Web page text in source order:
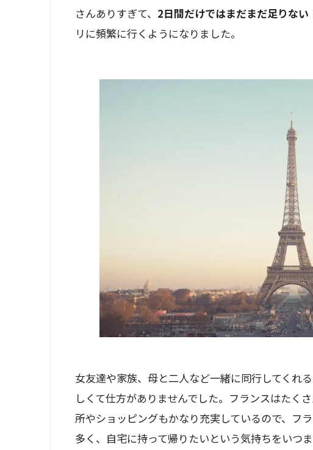
さんありすぎて、 2日間だけではまだまだ足りない
リに頻繁に行くようになりました。
女友達や家族、母と二人など一緒に同行してくれ
しくて仕方がありませんでした。フランスはたく
所やショッピングもかなり充実しているので、フ
多く、自宅に持って帰りたいという気持ちをいつ